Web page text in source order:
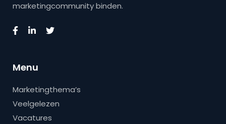
marketingcommunity binden.
Menu
Marketingthema’s
Veelgelezen
Vacatures